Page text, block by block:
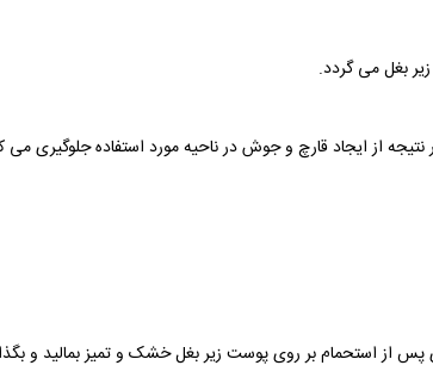
بغل می گردد.
از ایجاد قارچ و جوش در ناحیه مورد استفاده جلوگیری می
از استحمام بر روی پوست زیر بغل خشک و تمیز بمالید و